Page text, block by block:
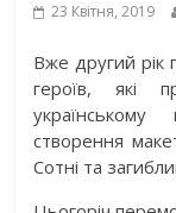
23 Квітня, 2019
Вже другий рік
героїв, які
створення
Сотні та